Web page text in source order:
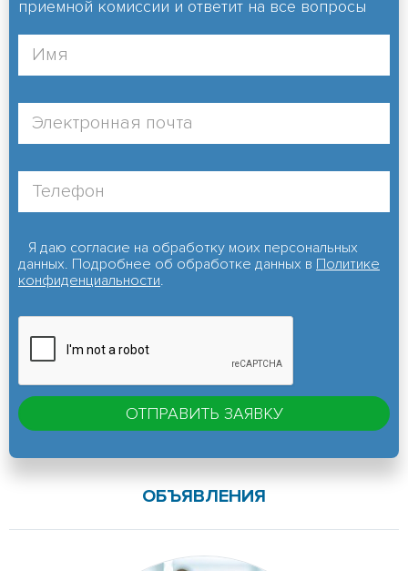
приемной комиссии и ответит на все вопросы
Я даю согласие на обработку моих персональных
данных. Подробнее об обработке данных в Политике
конфиденциальности.
ОБЪЯВЛЕНИЯ